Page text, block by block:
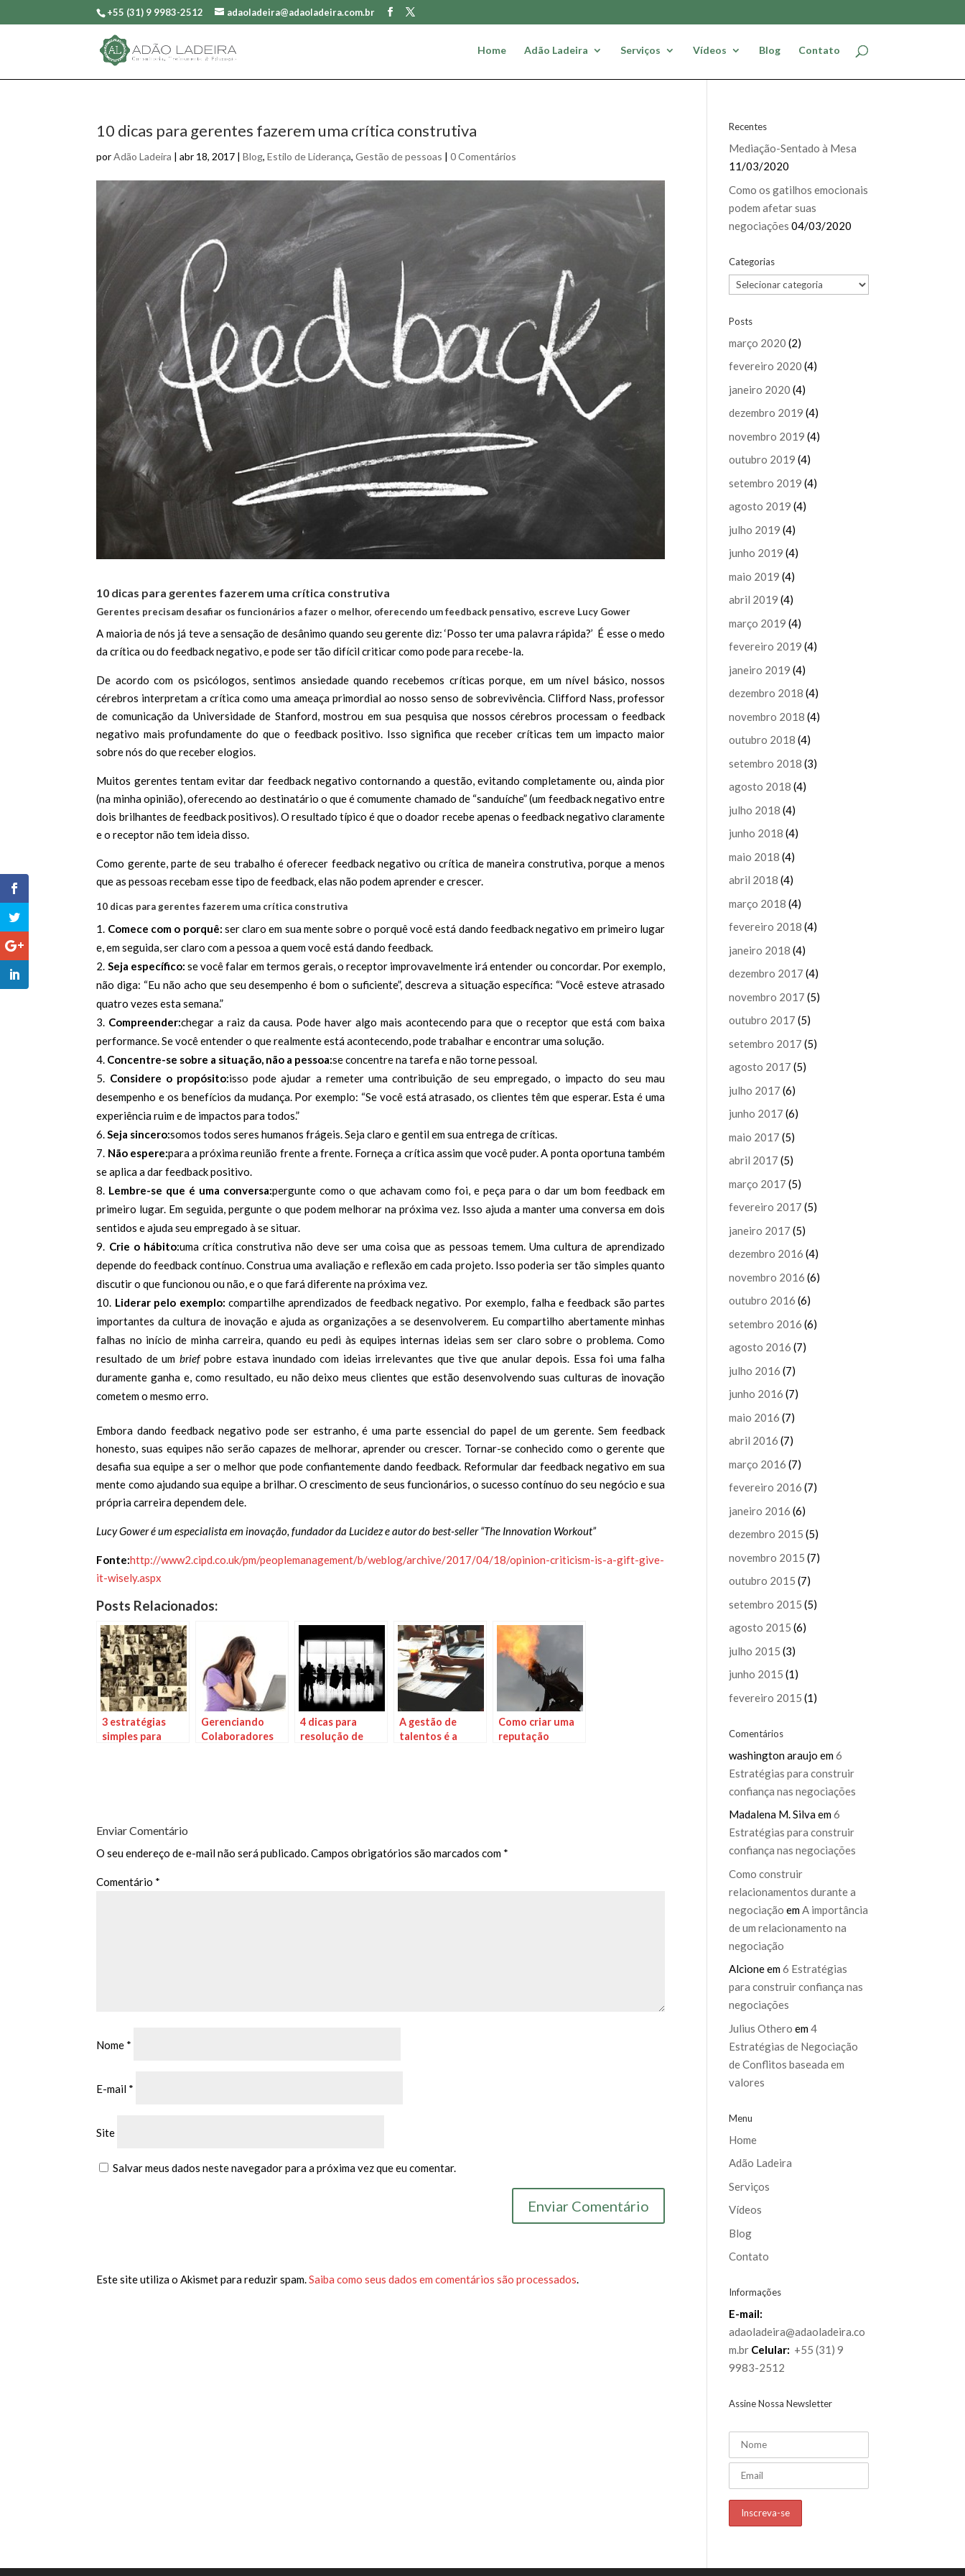
+55 (31) 9 9983-2512 adaoladeira@adaoladeira.com.br
Home Adão Ladeira Serviços Vídeos Blog Contato
10 dicas para gerentes fazerem uma crítica construtiva
porAdão Ladeira |abr 18, 2017 |Blog,Estilo de Liderança,Gestão de pessoas |0 Comentários
10 dicas para gerentes fazerem uma crítica construtiva
Gerentes precisam desafiar os funcionários a fazer o melhor, oferecendo um feedback pensativo, escreve Lucy Gower
A maioria de nós já teve a sensação de desânimo quando seu gerente diz: ‘Posso ter uma palavra rápida?’ É esse o medo
da crítica ou do feedback negativo, e pode ser tão difícil criticar como pode para recebe-la.
De acordo com os psicólogos, sentimos ansiedade quando recebemos críticas porque, em um nível básico, nossos
cérebros interpretam a crítica como uma ameaça primordial ao nosso senso de sobrevivência. Clifford Nass, professor
de comunicação da Universidade de Stanford, mostrou em sua pesquisa que nossos cérebros processam o feedback
negativo mais profundamente do que o feedback positivo. Isso significa que receber críticas tem um impacto maior
sobre nós do que receber elogios.
Muitos gerentes tentam evitar dar feedback negativo contornando a questão, evitando completamente ou, ainda pior
(na minha opinião), oferecendo ao destinatário o que é comumente chamado de “sanduíche” (um feedback negativo entre
dois brilhantes de feedback positivos). O resultado típico é que o doador recebe apenas o feedback negativo claramente
e o receptor não tem ideia disso.
Como gerente, parte de seu trabalho é oferecer feedback negativo ou crítica de maneira construtiva, porque a menos
que as pessoas recebam esse tipo de feedback, elas não podem aprender e crescer.
10 dicas para gerentes fazerem uma crítica construtiva
Comece com o porquê: ser claro em sua mente sobre o porquê você está dando feedback negativo em primeiro lugar
e, em seguida, ser claro com a pessoa a quem você está dando feedback.
Seja específico: se você falar em termos gerais, o receptor improvavelmente irá entender ou concordar. Por exemplo,
não diga: “Eu não acho que seu desempenho é bom o suficiente”, descreva a situação específica: “Você esteve atrasado
quatro vezes esta semana.”
Compreender:chegar a raiz da causa. Pode haver algo mais acontecendo para que o receptor que está com baixa
performance. Se você entender o que realmente está acontecendo, pode trabalhar e encontrar uma solução.
Concentre-se sobre a situação, não a pessoa:se concentre na tarefa e não torne pessoal.
Considere o propósito:isso pode ajudar a remeter uma contribuição de seu empregado, o impacto do seu mau
desempenho e os benefícios da mudança. Por exemplo: “Se você está atrasado, os clientes têm que esperar. Esta é uma
experiência ruim e de impactos para todos.”
Seja sincero:somos todos seres humanos frágeis. Seja claro e gentil em sua entrega de críticas.
Não espere:para a próxima reunião frente a frente. Forneça a crítica assim que você puder. A ponta oportuna também
se aplica a dar feedback positivo.
Lembre-se que é uma conversa:pergunte como o que achavam como foi, e peça para o dar um bom feedback em
primeiro lugar. Em seguida, pergunte o que podem melhorar na próxima vez. Isso ajuda a manter uma conversa em dois
sentidos e ajuda seu empregado à se situar.
Crie o hábito:uma crítica construtiva não deve ser uma coisa que as pessoas temem. Uma cultura de aprendizado
depende do feedback contínuo. Construa uma avaliação e reflexão em cada projeto. Isso poderia ser tão simples quanto
discutir o que funcionou ou não, e o que fará diferente na próxima vez.
Liderar pelo exemplo: compartilhe aprendizados de feedback negativo. Por exemplo, falha e feedback são partes
importantes da cultura de inovação e ajuda as organizações a se desenvolverem. Eu compartilho abertamente minhas
falhas no início de minha carreira, quando eu pedi às equipes internas ideias sem ser claro sobre o problema. Como
resultado de um briefpobre estava inundado com ideias irrelevantes que tive que anular depois. Essa foi uma falha
duramente ganha e, como resultado, eu não deixo meus clientes que estão desenvolvendo suas culturas de inovação
cometem o mesmo erro.
Embora dando feedback negativo pode ser estranho, é uma parte essencial do papel de um gerente. Sem feedback
honesto, suas equipes não serão capazes de melhorar, aprender ou crescer. Tornar-se conhecido como o gerente que
desafia sua equipe a ser o melhor que pode confiantemente dando feedback. Reformular dar feedback negativo em sua
mente como ajudando sua equipe a brilhar. O crescimento de seus funcionários, o sucesso contínuo do seu negócio e sua
própria carreira dependem dele.
Lucy Gower é um especialista em inovação, fundador da Lucidez e autor do best-seller “The Innovation Workout”
Fonte:http://www2.cipd.co.uk/pm/peoplemanagement/b/weblog/archive/2017/04/18/opinion-criticism-is-a-gift-give-
it-wisely.aspx
Posts Relacionados:
3 estratégias
simples para
Gerenciando
Colaboradores
4 dicas para
resolução de
A gestão de
talentos é a
Como criar uma
reputação
Enviar Comentário
O seu endereço de e-mail não será publicado.Campos obrigatórios são marcados com *
Comentário *
Nome *
E-mail *
Site
Salvar meus dados neste navegador para a próxima vez que eu comentar.
Este site utiliza o Akismet para reduzir spam.Saiba como seus dados em comentários são processados.
Recentes
Mediação-Sentado à Mesa
11/03/2020
Como os gatilhos emocionais
podem afetar suas
negociações 04/03/2020
Categorias
Categorias
Posts
março 2020 (2)
fevereiro 2020 (4)
janeiro 2020 (4)
dezembro 2019 (4)
novembro 2019 (4)
outubro 2019 (4)
setembro 2019 (4)
agosto 2019 (4)
julho 2019 (4)
junho 2019 (4)
maio 2019 (4)
abril 2019 (4)
março 2019 (4)
fevereiro 2019 (4)
janeiro 2019 (4)
dezembro 2018 (4)
novembro 2018 (4)
outubro 2018 (4)
setembro 2018 (3)
agosto 2018 (4)
julho 2018 (4)
junho 2018 (4)
maio 2018 (4)
abril 2018 (4)
março 2018 (4)
fevereiro 2018 (4)
janeiro 2018 (4)
dezembro 2017 (4)
novembro 2017 (5)
outubro 2017 (5)
setembro 2017 (5)
agosto 2017 (5)
julho 2017 (6)
junho 2017 (6)
maio 2017 (5)
abril 2017 (5)
março 2017 (5)
fevereiro 2017 (5)
janeiro 2017 (5)
dezembro 2016 (4)
novembro 2016 (6)
outubro 2016 (6)
setembro 2016 (6)
agosto 2016 (7)
julho 2016 (7)
junho 2016 (7)
maio 2016 (7)
abril 2016 (7)
março 2016 (7)
fevereiro 2016 (7)
janeiro 2016 (6)
dezembro 2015 (5)
novembro 2015 (7)
outubro 2015 (7)
setembro 2015 (5)
agosto 2015 (6)
julho 2015 (3)
junho 2015 (1)
fevereiro 2015 (1)
Comentários
washington araujo em6
Estratégias para construir
confiança nas negociações
Madalena M. Silvaem6
Estratégias para construir
confiança nas negociações
Como construir
relacionamentos durante a
negociação em A importância
de um relacionamento na
negociação
Alcioneem6 Estratégias
para construir confiança nas
negociações
Julius Othero em4
Estratégias de Negociação
de Conflitos baseada em
valores
Menu
Home
Adão Ladeira
Serviços
Vídeos
Blog
Contato
Informações
E-mail:
adaoladeira@adaoladeira.co
m.br Celular: +55 (31) 9
9983-2512
Assine Nossa Newsletter